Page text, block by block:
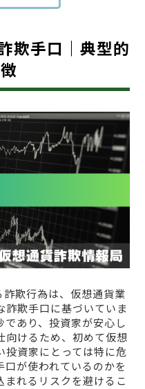
手口｜典型的
欺行為は、仮想通貨業
詐欺手口に基づいていま
であり、投資家が安心し
向けるため、初めて仮想
投資家にとっては特に危
が使われているのかを
れるリスクを避けるこ